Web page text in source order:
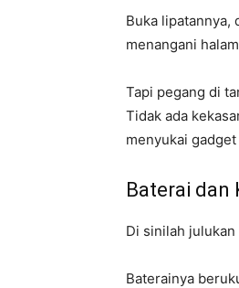
Buka lipatannya,
menangani
Tapi pegang di
Tidak ada
menyukai
Baterai dan
Di sinilah julukan
Baterainya